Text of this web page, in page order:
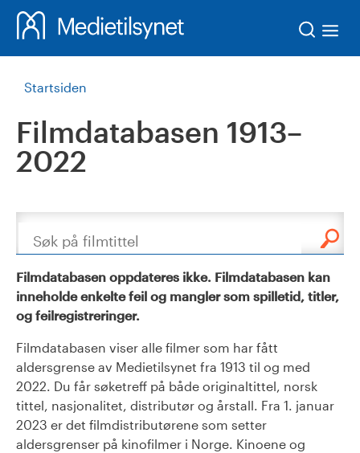
Startsiden
Filmdatabasen 1913–
2022
Søk
Filmdatabasen oppdateres ikke. Filmdatabasen kan
inneholde enkelte feil og mangler som spilletid, titler,
og feilregistreringer.
Filmdatabasen viser alle filmer som har fått
aldersgrense av Medietilsynet fra 1913 til og med
2022. Du får søketreff på både originaltittel, norsk
tittel, nasjonalitet, distributør og årstall. Fra 1. januar
2023 er det filmdistributørene som setter
aldersgrenser på kinofilmer i Norge. Kinoene og